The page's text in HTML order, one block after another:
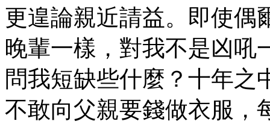
更遑論親近請益。即使偶
晚輩一樣，對我不是凶吼
問我短缺些什麼？十年之
不敢向父親要錢做衣服，